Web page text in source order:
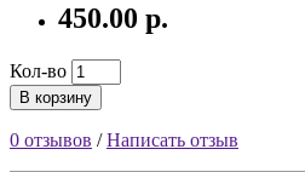
450.00 р.
Кол-во
В корзину
0 отзывов /Написать отзыв